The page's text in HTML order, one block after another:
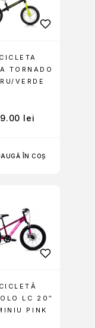
ÎN COȘ
TORNADO
VERDE
lei
LC 20″
PINK